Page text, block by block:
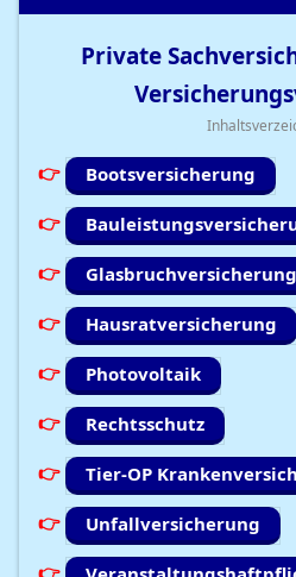
Private
Bootsversicherung
Glasbruchversicherung
Hausratversicherung
Photovoltaik
Rechtsschutz
Tier-OP
Unfallversicherung